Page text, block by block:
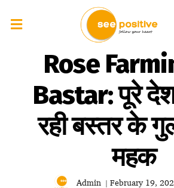
Rose
Bastar: पूरे
रही बस्तर के
महक
Admin | February 19,